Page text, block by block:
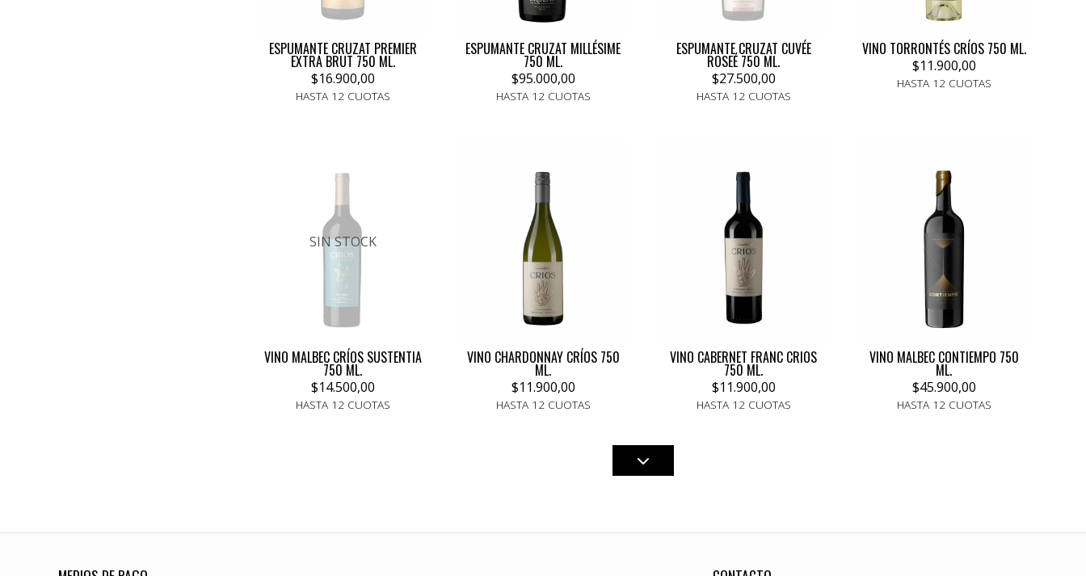
ESPUMANTE CRUZAT PREMIER
EXTRA BRUT 750 ML.
$16.900,00
HASTA 12 CUOTAS
ESPUMANTE CRUZAT MILLÉSIME
750 ML.
$95.000,00
HASTA 12 CUOTAS
ESPUMANTE CRUZAT CUVÉE
ROSEÉ 750 ML.
$27.500,00
HASTA 12 CUOTAS
VINO TORRONTÉS CRÍOS 750 ML.
$11.900,00
HASTA 12 CUOTAS
SIN STOCK
VINO MALBEC CRÍOS SUSTENTIA
750 ML.
$14.500,00
HASTA 12 CUOTAS
VINO CHARDONNAY CRÍOS 750
ML.
$11.900,00
HASTA 12 CUOTAS
VINO CABERNET FRANC CRIOS
750 ML.
$11.900,00
HASTA 12 CUOTAS
VINO MALBEC CONTIEMPO 750
ML.
$45.900,00
HASTA 12 CUOTAS